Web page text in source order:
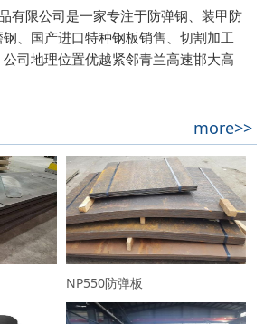
限公司是一家专注于防弹钢、装甲防
、国产进口特种钢板销售、切割加工
司地理位置优越紧邻青兰高速邯大高
more>>
NP550防弹板